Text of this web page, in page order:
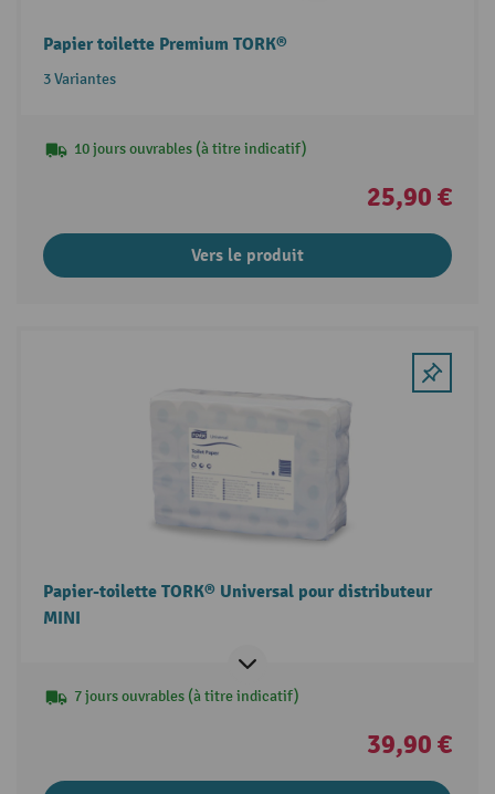
Papier toilette Premium TORK®
3 Variantes
10 jours ouvrables (à titre indicatif)
25,90 €
Vers le produit
Papier-toilette TORK® Universal pour distributeur
MINI
7 jours ouvrables (à titre indicatif)
39,90 €